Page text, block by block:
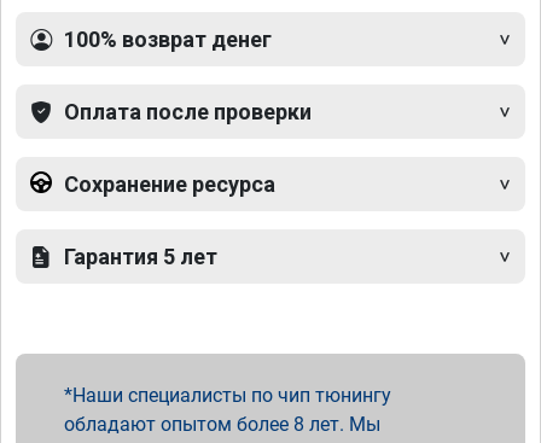
100% возврат денег
Оплата после проверки
Сохранение ресурса
Гарантия 5 лет
Наши специалисты по чип тюнингу
обладают опытом более 8 лет. Мы